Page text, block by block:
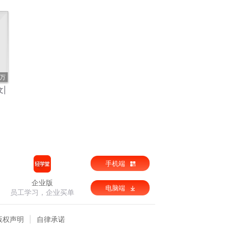
企业版
员工学习，企业买单
手机端
电脑端
权声明 自律承诺